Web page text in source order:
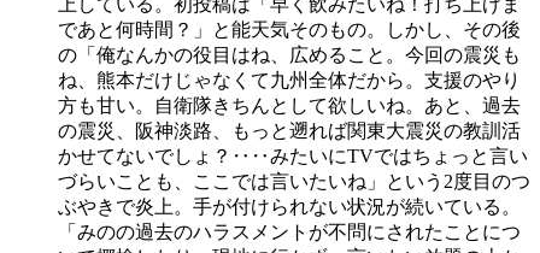
上している。初投稿は「早く飲みたいね！打ち上げま
であと何時間？」と能天気そのもの。しかし、その後
の「俺なんかの役目はね、広めること。今回の震災も
ね、熊本だけじゃなくて九州全体だから。支援のやり
方も甘い。自衛隊きちんとして欲しいね。あと、過去
の震災、阪神淡路、もっと遡れば関東大震災の教訓活
かせてないでしょ？‥‥みたいにTVではちょっと言い
づらいことも、ここでは言いたいね」という2度目のつ
ぶやきで炎上。手が付けられない状況が続いている。
「みのの過去のハラスメントが不問にされたことにつ